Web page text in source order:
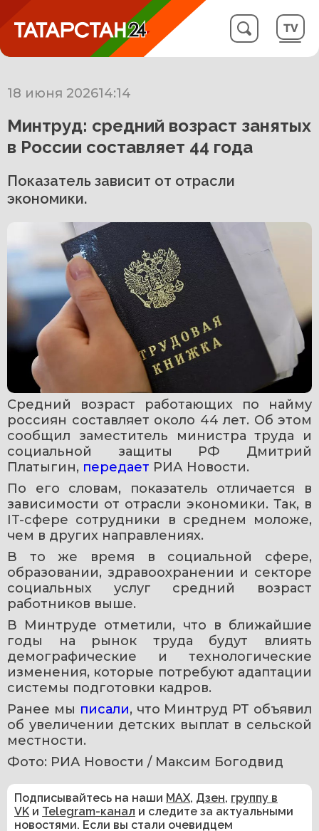
18 июня 202614:14
Минтруд: средний возраст занятых
в России составляет 44 года
Показатель зависит от отрасли
экономики.
Средний возраст работающих по найму
россиян составляет около 44 лет. Об этом
сообщил заместитель министра труда и
социальной защиты РФ Дмитрий
Платыгин, передает РИА Новости.
По его словам, показатель отличается в
зависимости от отрасли экономики. Так, в
IT-сфере сотрудники в среднем моложе,
чем в других направлениях.
В то же время в социальной сфере,
образовании, здравоохранении и секторе
социальных услуг средний возраст
работников выше.
В Минтруде отметили, что в ближайшие
годы на рынок труда будут влиять
демографические и технологические
изменения, которые потребуют адаптации
системы подготовки кадров.
Ранее мы писали, что Минтруд РТ объявил
об увеличении детских выплат в сельской
местности.
Фото: РИА Новости / Максим Богодвид
Подписывайтесь на наши MAX, Дзен, группу в
VK и Telegram-канал и следите за актуальными
новостями. Если вы стали очевидцем